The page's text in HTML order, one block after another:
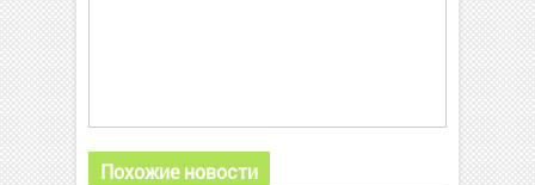
Похожие новости